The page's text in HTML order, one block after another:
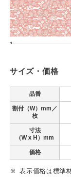
サイズ・価格
品番
割付（W）mm／
枚
寸法
（W x H）mm
価格
表示価格は標準